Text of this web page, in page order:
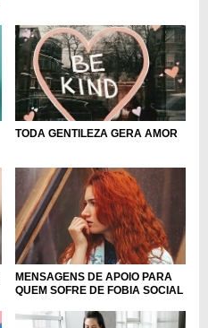
TODA GENTILEZA GERA AMOR
MENSAGENS DE APOIO PARA
QUEM SOFRE DE FOBIA SOCIAL